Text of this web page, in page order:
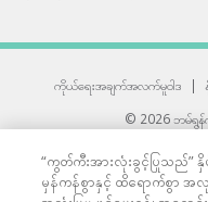
ကိုယ်ရေးအချက်အလက်မူဝါဒ |
© 2026 ဘမ်ရွန်
33 Sukhumvit 3,
“ကွတ်ကီးအားလုံးခွင့်ပြုသည်
မှန်ကန်စွာနှင့် ထိရောက်စွာ အ